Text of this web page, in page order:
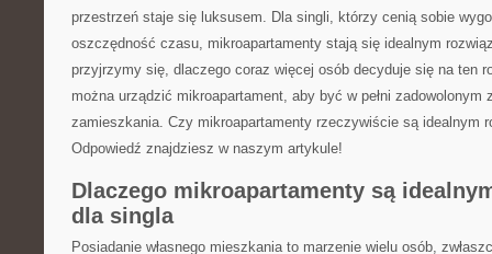
przestrzeń staje się luksusem. Dla singli, którzy cenią sobie
oszczędność czasu, mikroapartamenty stają się idealnym
przyjrzymy się, dlaczego coraz więcej osób decyduje się na ten
można urządzić mikroapartament, aby być w pełni zadowolonym
zamieszkania. Czy mikroapartamenty rzeczywiście są idealnym
Odpowiedź znajdziesz w naszym artykule!
Dlaczego mikroapartamenty są
dla singla
Posiadanie własnego mieszkania to marzenie wielu osób,